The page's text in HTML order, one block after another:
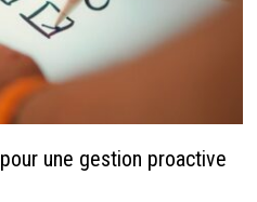
une gestion proactive